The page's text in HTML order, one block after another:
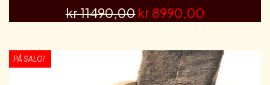
kr 11490,00 kr 8990,00
PÅ SALG!